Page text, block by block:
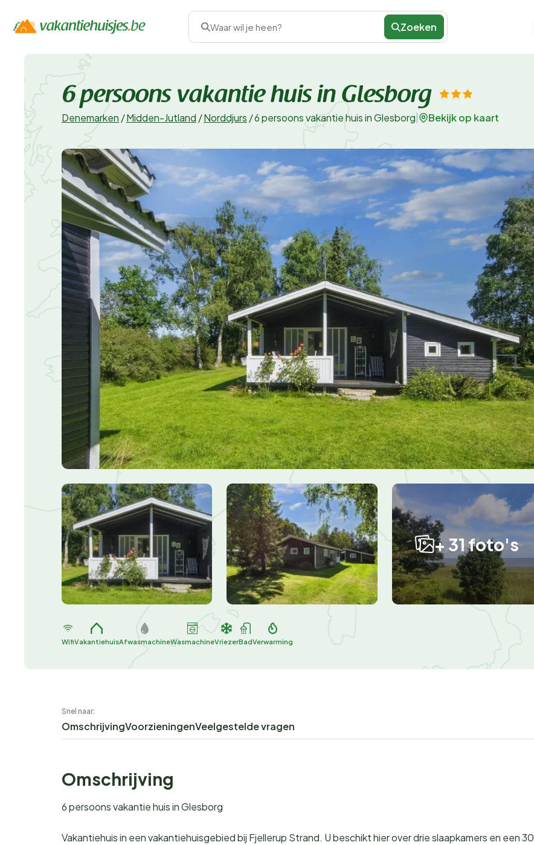
Waar wil je heen? Zoeken
6 persoons vakantie huis in Glesborg
Denemarken /Midden-Jutland /Norddjurs /6 persoons vakantie huis in Glesborg Bekijk op kaart
+ 31 foto's
WifiVakantiehuisAfwasmachineWasmachineVriezerBadVerwarming
Snel naar:
OmschrijvingVoorzieningenVeelgestelde vragen
Omschrijving
6 persoons vakantie huis in Glesborg
Vakantiehuis in een vakantiehuisgebied bij Fjellerup Strand. U beschikt hier over drie slaapkamers en een 30